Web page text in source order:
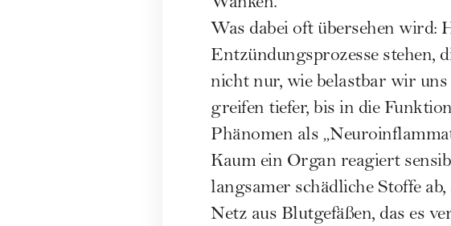
Was dabei oft übersehen wird:
Entzündungsprozesse stehen,
nicht nur, wie belastbar wir
greifen tiefer, bis in die
Phänomen als
Kaum ein Organ reagiert
langsamer schädliche Stoffe
Netz aus Blutgefäßen, das es